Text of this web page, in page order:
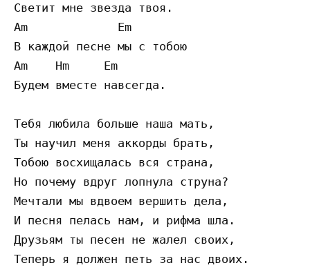
Светит мне звезда твоя.
Am
В каждой песне мы с тобою
Am    Hm
Будем вместе навсегда.
Тебя любила больше наша мать,
Ты научил меня аккорды брать,
Тобою восхищалась вся страна,
Но почему вдруг лопнула струна?
Мечтали мы вдвоем вершить дела,
И песня пелась нам, и рифма шла.
Друзьям ты песен не жалел своих,
Теперь я должен петь за нас двоих.